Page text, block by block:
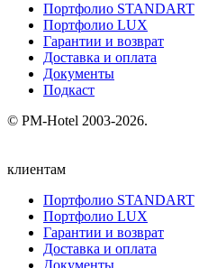
Портфолио STANDART
Портфолио LUX
Гарантии и возврат
Доставка и оплата
Документы
Подкаст
© PM-Hotel 2003-2026.
клиентам
Портфолио STANDART
Портфолио LUX
Гарантии и возврат
Доставка и оплата